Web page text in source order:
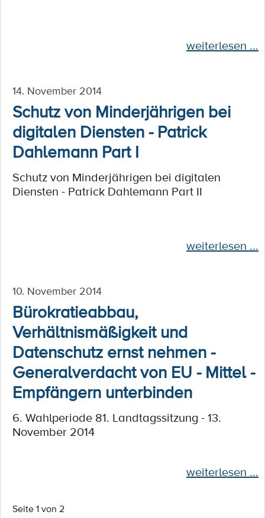
weiterlesen ...
14. November 2014
Schutz von Minderjährigen bei
digitalen Diensten - Patrick
Dahlemann Part I
Schutz von Minderjährigen bei digitalen
Diensten - Patrick Dahlemann Part II
weiterlesen ...
10. November 2014
Bürokratieabbau,
Verhältnismäßigkeit und
Datenschutz ernst nehmen -
Generalverdacht von EU - Mittel -
Empfängern unterbinden
6. Wahlperiode 81. Landtagssitzung - 13.
November 2014
weiterlesen ...
Seite 1 von 2